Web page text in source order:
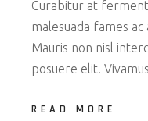
Curabitur at
malesuada fames
Mauris non nisl
posuere elit.
READ MORE